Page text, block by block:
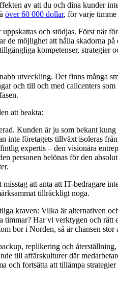
av att du och dina kunder
över 60 000 dollar, för varje timme
och stödjas. Först när
de möjlighet att hålla skadorna
kompetenser, strategier
utveckling. Det finns många
och till och med callcenters
att beakta:
Kunden är ju som bekant
företagets tillväxt isoleras
expertis – den visionära
personen belönas för den
att anta att IT-bedragare
tillräckligt noga.
kraven: Vilka är alternativen
timmar? Har vi verktygen och
bor i Norden, så är chansen
replikering och
till affärskulturer där
och fortsätta att tillämpa